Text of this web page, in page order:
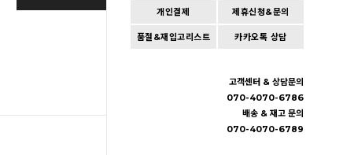
개인결제 제휴신청&문의
품절&재입고리스트 카카오톡 상담
고객센터 & 상담문의
070-4070-6786
배송 & 재고 문의
070-4070-6789
Cart | Wishlist